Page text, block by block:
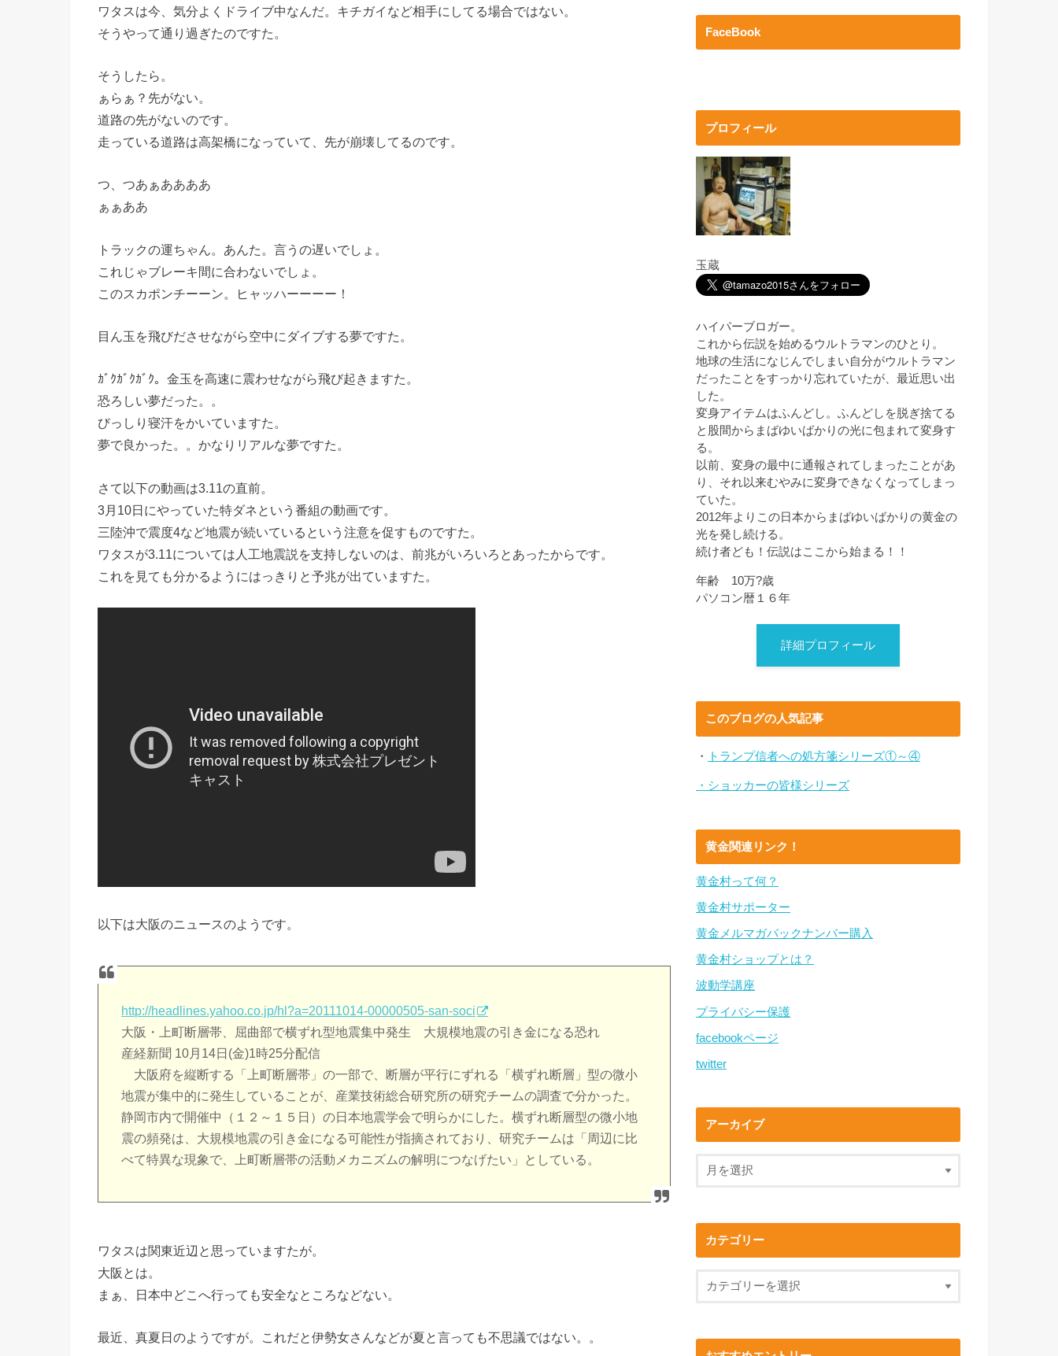
ワタスは今、気分よくドライブ中なんだ。キチガイなど相手にしてる場合ではない。
そうやって通り過ぎたのですた。
そうしたら。
ぁらぁ？先がない。
道路の先がないのです。
走っている道路は高架橋になっていて、先が崩壊してるのです。
つ、つあぁああああ
ぁぁああ
トラックの運ちゃん。あんた。言うの遅いでしょ。
これじゃブレーキ間に合わないでしょ。
このスカポンチーーン。ヒャッハーーーー！
目ん玉を飛びださせながら空中にダイブする夢ですた。
ｶﾞｸｶﾞｸｶﾞｸ。金玉を高速に震わせながら飛び起きますた。
恐ろしい夢だった。。
びっしり寝汗をかいていますた。
夢で良かった。。かなりリアルな夢ですた。
さて以下の動画は3.11の直前。
3月10日にやっていた特ダネという番組の動画です。
三陸沖で震度4など地震が続いているという注意を促すものですた。
ワタスが3.11については人工地震説を支持しないのは、前兆がいろいろとあったからです。
これを見ても分かるようにはっきりと予兆が出ていますた。
以下は大阪のニュースのようです。
http://headlines.yahoo.co.jp/hl?a=20111014-00000505-san-soci
大阪・上町断層帯、屈曲部で横ずれ型地震集中発生 大規模地震の引き金になる恐れ
産経新聞 10月14日(金)1時25分配信
大阪府を縦断する「上町断層帯」の一部で、断層が平行にずれる「横ずれ断層」型の微小
地震が集中的に発生していることが、産業技術総合研究所の研究チームの調査で分かった。
静岡市内で開催中（１２～１５日）の日本地震学会で明らかにした。横ずれ断層型の微小地
震の頻発は、大規模地震の引き金になる可能性が指摘されており、研究チームは「周辺に比
べて特異な現象で、上町断層帯の活動メカニズムの解明につなげたい」としている。
ワタスは関東近辺と思っていますたが。
大阪とは。
まぁ、日本中どこへ行っても安全なところなどない。
最近、真夏日のようですが。これだと伊勢女さんなどが夏と言っても不思議ではない。。
FaceBook
プロフィール
玉蔵
ハイパーブロガー。
これから伝説を始めるウルトラマンのひとり。
地球の生活になじんでしまい自分がウルトラマン
だったことをすっかり忘れていたが、最近思い出
した。
変身アイテムはふんどし。ふんどしを脱ぎ捨てる
と股間からまばゆいばかりの光に包まれて変身す
る。
以前、変身の最中に通報されてしまったことがあ
り、それ以来むやみに変身できなくなってしまっ
ていた。
2012年よりこの日本からまばゆいばかりの黄金の
光を発し続ける。
続け者ども！伝説はここから始まる！！
年齢 10万?歳
パソコン暦１６年
詳細プロフィール
このブログの人気記事
・ トランプ信者への処方箋シリーズ①～④
・ショッカーの皆様シリーズ
黄金関連リンク！
黄金村って何？
黄金村サポーター
黄金メルマガバックナンバー購入
黄金村ショップとは？
波動学講座
プライバシー保護
facebookページ
twitter
アーカイブ
カテゴリー